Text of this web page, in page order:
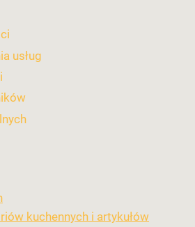
usług
kuchennych i artykułów